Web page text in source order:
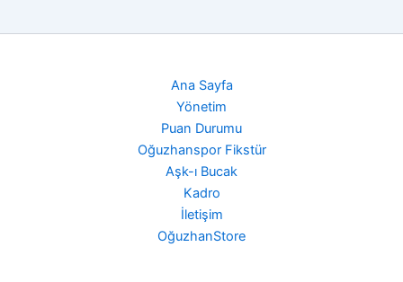
Ana Sayfa
Yönetim
Puan Durumu
Oğuzhanspor Fikstür
Aşk-ı Bucak
Kadro
İletişim
OğuzhanStore